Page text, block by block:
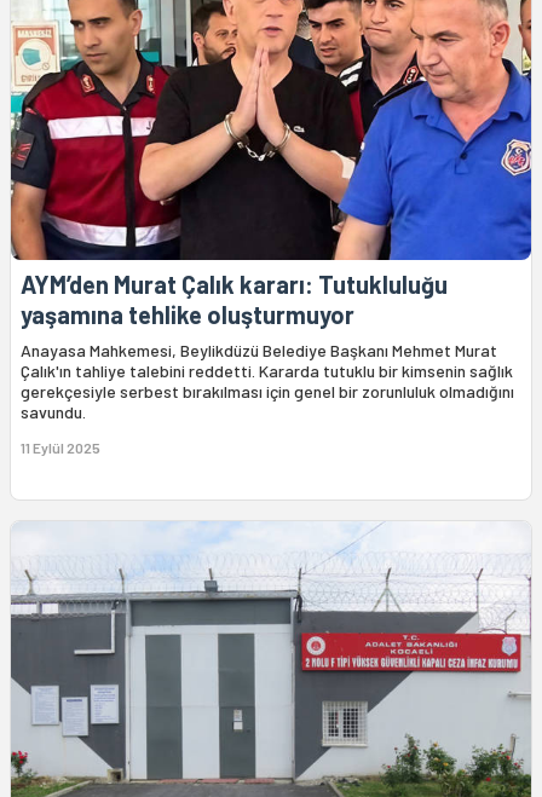
AYM’den Murat Çalık kararı: Tutukluluğu
yaşamına tehlike oluşturmuyor
Anayasa Mahkemesi, Beylikdüzü Belediye Başkanı Mehmet Murat
Çalık'ın tahliye talebini reddetti. Kararda tutuklu bir kimsenin sağlık
gerekçesiyle serbest bırakılması için genel bir zorunluluk olmadığını
savundu.
11 Eylül 2025